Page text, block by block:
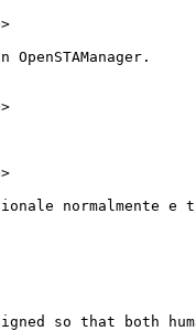
normalmente e
so that both